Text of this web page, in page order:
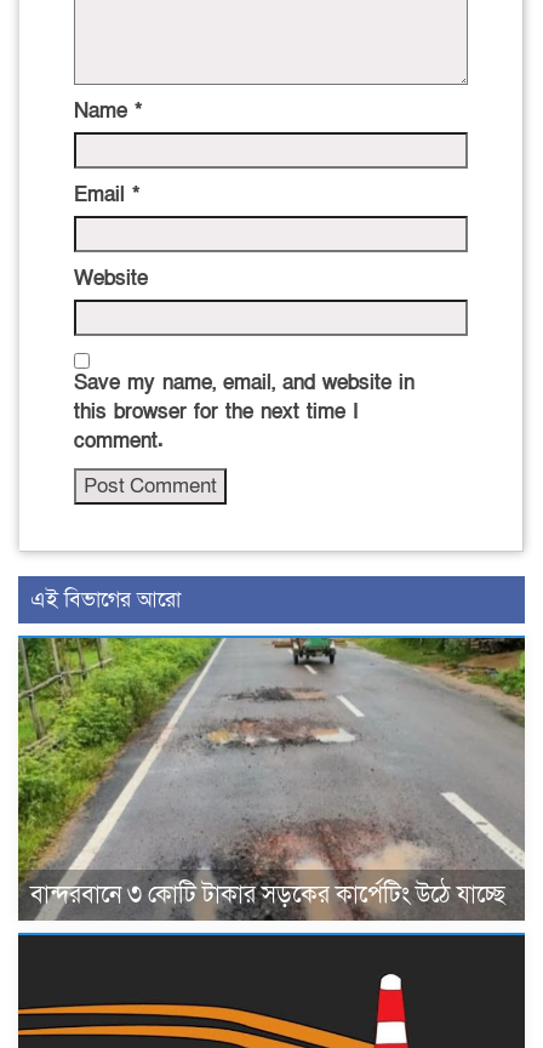
Name *
Email *
Website
Save my name, email, and website in
this browser for the next time I
comment.
এই বিভাগের আরো
বান্দরবানে ৩ কোটি টাকার সড়কের কার্পেটিং উঠে যাচ্ছে